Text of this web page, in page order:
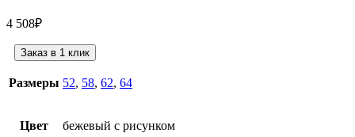
4 508₽
Заказ в 1 клик
Размеры 52, 58, 62, 64
Цвет бежевый с рисунком